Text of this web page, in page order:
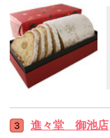
進々堂 御池店